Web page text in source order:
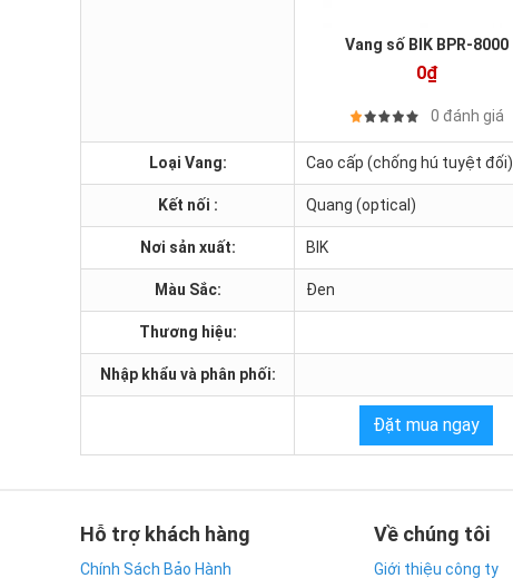
Vang số BIK BPR-8000
0₫
0 đánh giá
Loại Vang: Cao cấp (chống hú tuyệt đối)
Kết nối : Quang (optical)
Nơi sản xuất: BIK
Màu Sắc: Đen
Thương hiệu:
Nhập khẩu và phân phối:
Đặt mua ngay
Hỗ trợ khách hàng
Chính Sách Bảo Hành
Về chúng tôi
Giới thiệu công ty